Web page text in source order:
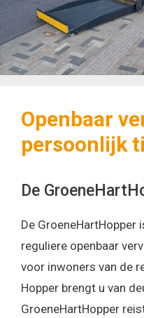
Openbaar
persoonlijk
De
De GroeneHartHopper
reguliere openbaar
voor inwoners van de
Hopper brengt u van
GroeneHartHopper